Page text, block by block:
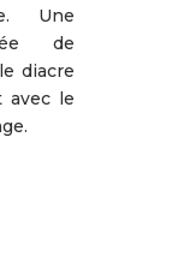
Une
de
diacre
avec le